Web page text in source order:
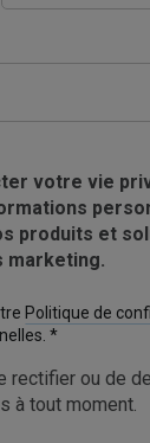
votre vie
produits et
marketing.
Politique de
*
rectifier ou de
à tout moment.